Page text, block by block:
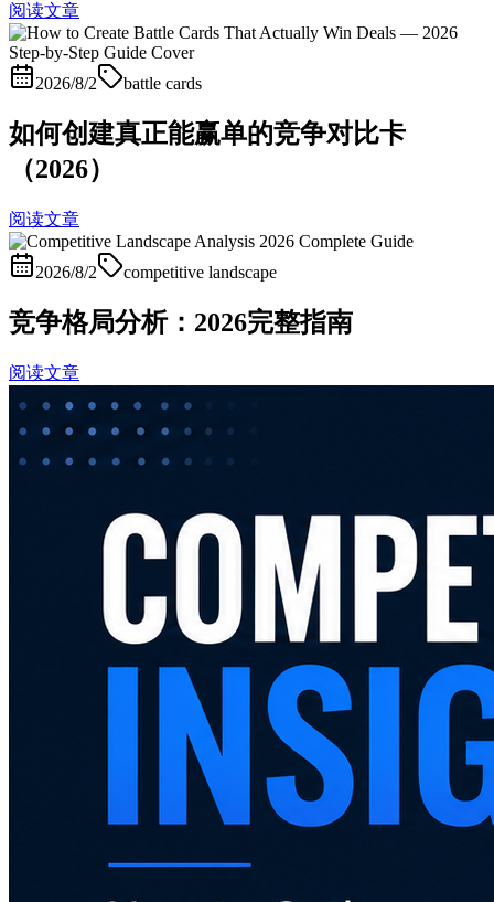
阅读文章
2026/8/2 battle cards
如何创建真正能赢单的竞争对比卡
（2026）
阅读文章
2026/8/2 competitive landscape
竞争格局分析：2026完整指南
阅读文章